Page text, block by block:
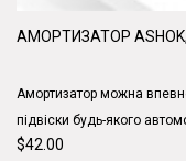
АМОРТИЗАТОР
Амортизатор можна
підвіски будь-якого
$42.00